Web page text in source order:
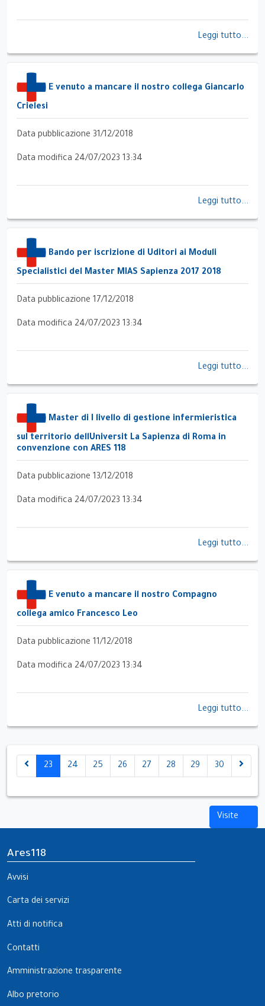
Leggi tutto...
E venuto a mancare il nostro collega Giancarlo
Crielesi
Data pubblicazione 31/12/2018
Data modifica 24/07/2023 13:34
Leggi tutto...
Bando per iscrizione di Uditori ai Moduli
Specialistici del Master MIAS Sapienza 2017 2018
Data pubblicazione 17/12/2018
Data modifica 24/07/2023 13:34
Leggi tutto...
Master di I livello di gestione infermieristica
sul territorio dellUniversit La Sapienza di Roma in
convenzione con ARES 118
Data pubblicazione 13/12/2018
Data modifica 24/07/2023 13:34
Leggi tutto...
E venuto a mancare il nostro Compagno
collega amico Francesco Leo
Data pubblicazione 11/12/2018
Data modifica 24/07/2023 13:34
Leggi tutto...
23 24 25 26 27 28 29 30
Visite
Ares118
Avvisi
Carta dei servizi
Atti di notifica
Contatti
Amministrazione trasparente
Albo pretorio